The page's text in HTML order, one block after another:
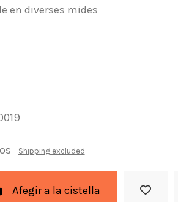
en diverses mides
Shipping excluded
Afegir a la cistella